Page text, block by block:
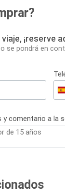
¡reserve
se pondrá en
y comentario a la